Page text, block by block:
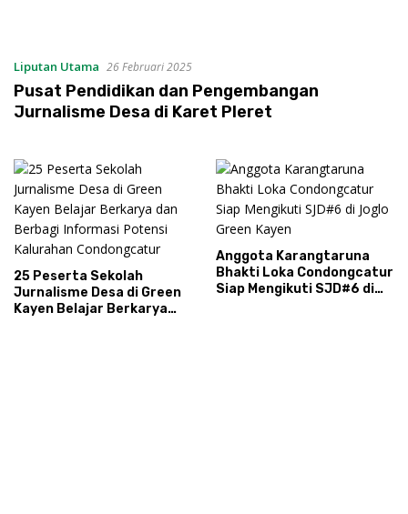
Liputan Utama 26 Februari 2025
Pusat Pendidikan dan Pengembangan
Jurnalisme Desa di Karet Pleret
25 Peserta Sekolah
Jurnalisme Desa di Green
Kayen Belajar Berkarya
Anggota Karangtaruna
Bhakti Loka Condongcatur
Siap Mengikuti SJD#6 di